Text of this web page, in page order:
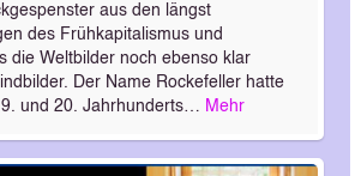
aus den längst
des Frühkapitalismus und
die Weltbilder noch ebenso klar
Der Name Rockefeller hatte
und 20. Jahrhunderts… Mehr